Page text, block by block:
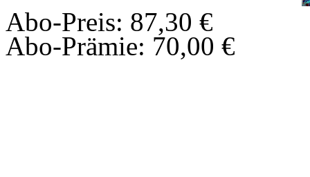
Abo-Preis: 87,30 €
Abo-Prämie: 70,00 €